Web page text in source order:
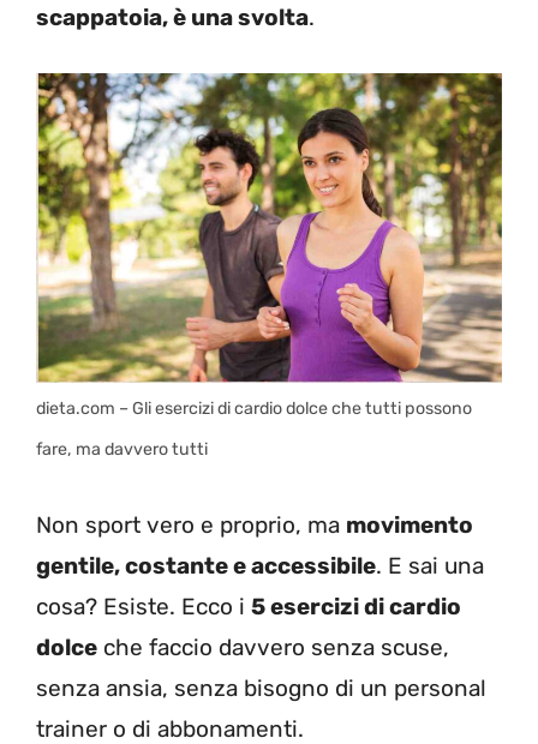
scappatoia, è una svolta.
dieta.com – Gli esercizi di cardio dolce che tutti possono
fare, ma davvero tutti
Non sport vero e proprio, ma movimento
gentile, costante e accessibile. E sai una
cosa? Esiste. Ecco i 5 esercizi di cardio
dolce che faccio davvero senza scuse,
senza ansia, senza bisogno di un personal
trainer o di abbonamenti.